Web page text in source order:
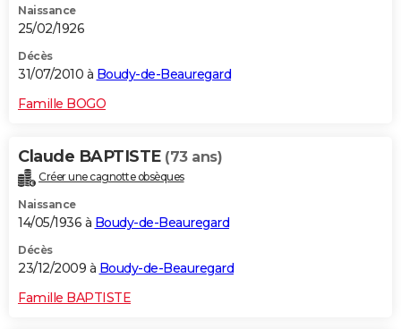
Naissance
25/02/1926
Décès
31/07/2010 à Boudy-de-Beauregard
Famille BOGO
Claude BAPTISTE (73 ans)
Créer une cagnotte obsèques
Naissance
14/05/1936 à Boudy-de-Beauregard
Décès
23/12/2009 à Boudy-de-Beauregard
Famille BAPTISTE